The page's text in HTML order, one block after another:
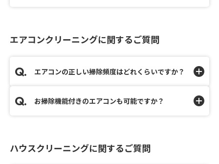
エアコンクリーニングに関するご質問
エアコンの正しい掃除頻度はどれくらいですか？
お掃除機能付きのエアコンも可能ですか？
ハウスクリーニングに関するご質問